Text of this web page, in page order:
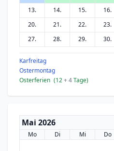
13.
14. 15. 16.
20.
21. 22. 23.
27.
28. 29. 30.
Karfreitag
Ostermontag
Osterferien (12+ 4Tage)
Mai 2026
Mo Di Mi Do